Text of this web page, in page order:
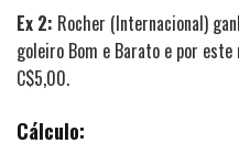
Ex 2: Rocher (Internacional)
goleiro Bom e Barato e por
C$5,00.
Cálculo: